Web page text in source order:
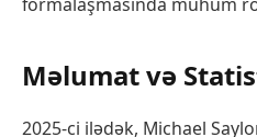
Məlumat və
2025-ci ilədək, Michael